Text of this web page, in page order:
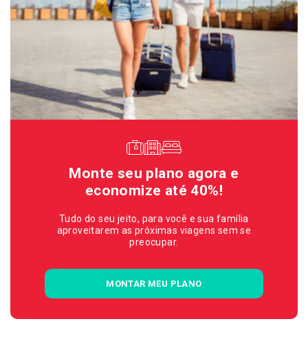
Monte seu plano agora e
economize até 40%!
Tudo do seu jeito, para você e sua família
aproveitarem as próximas viagens sem se
preocupar.
MONTAR MEU PLANO